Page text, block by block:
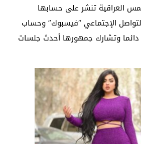
العراقية تنشر على حسابها
الإجتماعي “فيسبوك” وحساب
دائما وتشارك جمهورها أحدث جلسات